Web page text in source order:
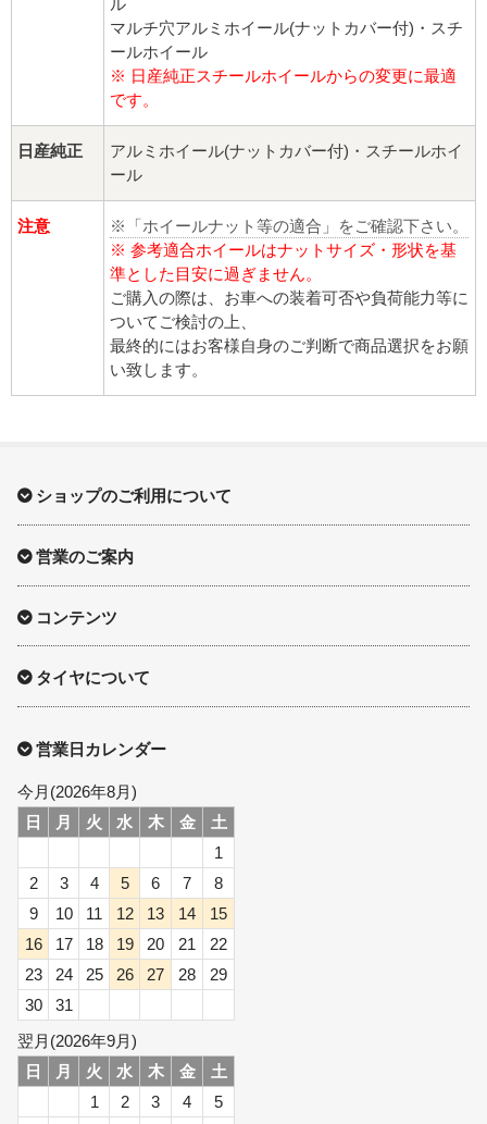
スチール鉄ホイール
持ち込み交換工賃
マルチ穴アルミホイール(ナットカバー付)・スチ
ールホイール
※ 日産純正スチールホイールからの変更に最適
です。
日産純正
アルミホイール(ナットカバー付)・スチールホイ
ール
注意
※「ホイールナット等の適合」をご確認下さい。
※ 参考適合ホイールはナットサイズ・形状を基
準とした目安に過ぎません。
ご購入の際は、お車への装着可否や負荷能力等に
ついてご検討の上、
最終的にはお客様自身のご判断で商品選択をお願
い致します。
ショップのご利用について
営業のご案内
コンテンツ
タイヤについて
営業日カレンダー
今月(2026年8月)
日
月 火 水 木 金
土
1
2
3 4 5 6 7
8
9
10 11 12 13 14
15
16
17 18 19 20 21
22
23
24 25 26 27 28
29
30
31
翌月(2026年9月)
日
月 火 水 木 金
土
1
2 3 4
5